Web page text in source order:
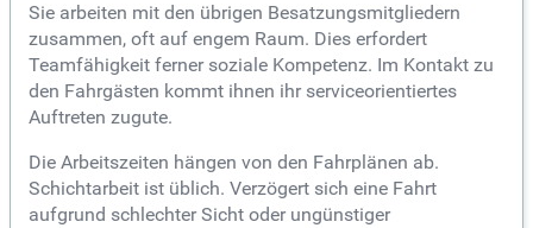
Sie arbeiten mit den übrigen Besatzungsmitgliedern
zusammen, oft auf engem Raum. Dies erfordert
Teamfähigkeit ferner soziale Kompetenz. Im Kontakt zu
den Fahrgästen kommt ihnen ihr serviceorientiertes
Auftreten zugute.
Die Arbeitszeiten hängen von den Fahrplänen ab.
Schichtarbeit ist üblich. Verzögert sich eine Fahrt
aufgrund schlechter Sicht oder ungünstiger